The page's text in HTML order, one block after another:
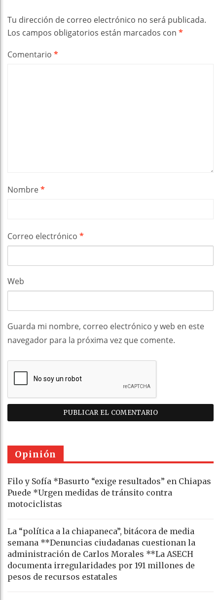
Tu dirección de correo electrónico no será publicada.
Los campos obligatorios están marcados con *
Comentario *
Nombre*
Correo electrónico *
Web
Guarda mi nombre, correo electrónico y web en este
navegador para la próxima vez que comente.
Opinión
Filo y Sofía *Basurto “exige resultados” en Chiapas
Puede *Urgen medidas de tránsito contra
motociclistas
La “política a la chiapaneca”, bitácora de media
semana **Denuncias ciudadanas cuestionan la
administración de Carlos Morales **La ASECH
documenta irregularidades por 191 millones de
pesos de recursos estatales